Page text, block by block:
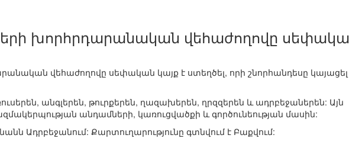
խորհրդարանական վեհաժողովը
վեհաժողովը սեփական կայք է ստեղծել, որի շնորհանդեսը կայացել
անգլերեն, թուրքերեն, ղազախերեն, ղրզզերեն և ադրբեջաներեն: Այն
անդամների, կառուցվածքի և գործունեության մասին:
Ադրբեջանում: Քարտուղարությունը գտնվում է Բաքվում: